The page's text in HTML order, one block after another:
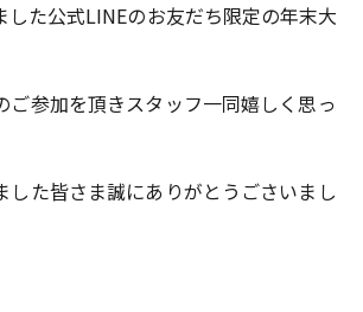
した公式LINEのお友だち限定の年末大
ご参加を頂きスタッフ一同嬉しく思っ
した皆さま誠にありがとうごさいまし